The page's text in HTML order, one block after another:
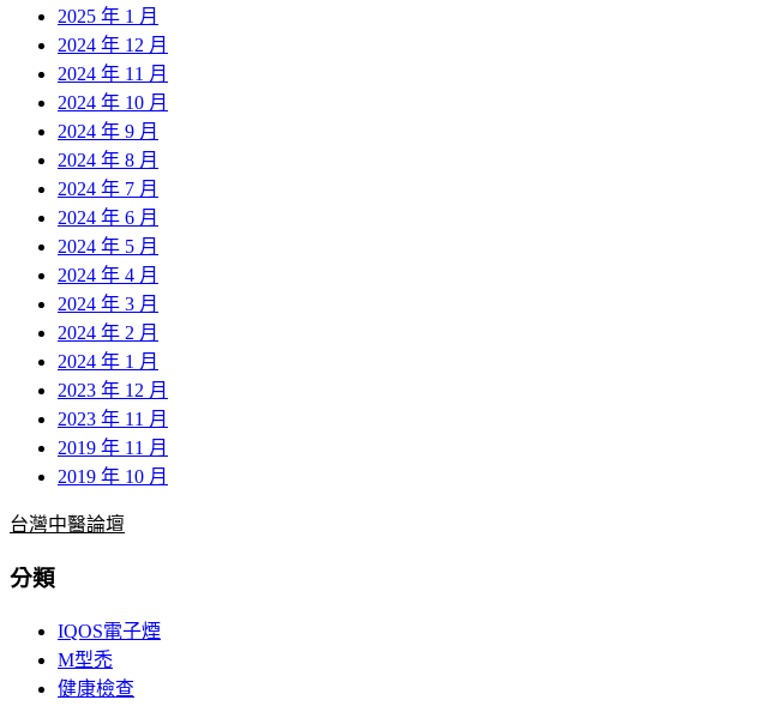
2025 年 1 月
2024 年 12 月
2024 年 11 月
2024 年 10 月
2024 年 9 月
2024 年 8 月
2024 年 7 月
2024 年 6 月
2024 年 5 月
2024 年 4 月
2024 年 3 月
2024 年 2 月
2024 年 1 月
2023 年 12 月
2023 年 11 月
2019 年 11 月
2019 年 10 月
台灣中醫論壇
分類
IQOS電子煙
M型禿
健康檢查